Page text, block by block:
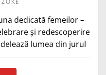
dedicată femeilor –
și redescoperire
lumea din jurul